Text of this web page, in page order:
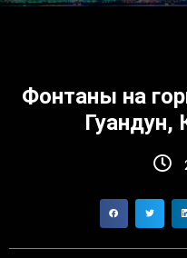
Фонтаны на
Гуандун,